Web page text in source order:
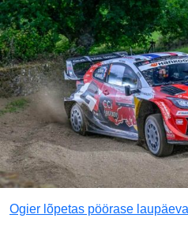
Ogier lõpetas pöörase